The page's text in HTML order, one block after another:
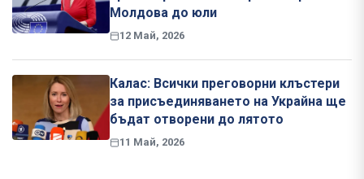
Молдова до юли
12 Май, 2026
Калас: Всички преговорни клъстери
за присъединяването на Украйна ще
бъдат отворени до лятото
11 Май, 2026